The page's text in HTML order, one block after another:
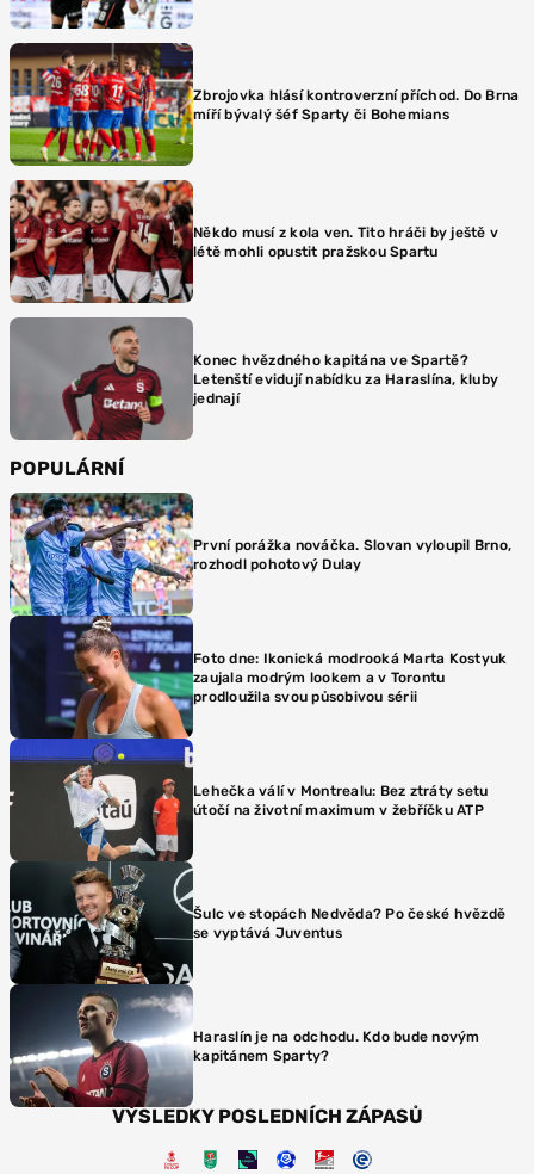
Zbrojovka hlásí kontroverzní příchod. Do Brna
míří bývalý šéf Sparty či Bohemians
Někdo musí z kola ven. Tito hráči by ještě v
létě mohli opustit pražskou Spartu
Konec hvězdného kapitána ve Spartě?
Letenští evidují nabídku za Haraslína, kluby
jednají
POPULÁRNÍ
První porážka nováčka. Slovan vyloupil Brno,
rozhodl pohotový Dulay
Foto dne: Ikonická modrooká Marta Kostyuk
zaujala modrým lookem a v Torontu
prodloužila svou působivou sérii
Lehečka válí v Montrealu: Bez ztráty setu
útočí na životní maximum v žebříčku ATP
Šulc ve stopách Nedvěda? Po české hvězdě
se vyptává Juventus
Haraslín je na odchodu. Kdo bude novým
kapitánem Sparty?
VÝSLEDKY POSLEDNÍCH ZÁPASŮ